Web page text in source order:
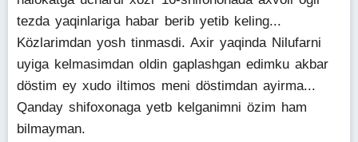
tezda yaqinlariga habar berib yetib keling...
Közlarimdan yosh tinmasdi. Axir yaqinda Nilufarni
uyiga kelmasimdan oldin gaplashgan edimku akbar
döstim ey xudo iltimos meni döstimdan ayirma...
Qanday shifoxonaga yetb kelganimni özim ham
bilmayman.